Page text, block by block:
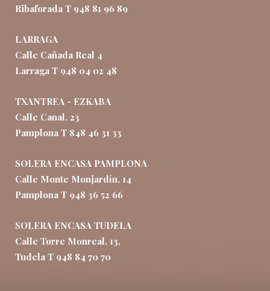
Ribaforada T 948 81 96 89
LARRAGA
Calle Cañada Real 4
Larraga T 948 04 02 48
TXANTREA - EZKABA
Calle Canal, 23
Pamplona T 848 46 31 33
SOLERA ENCASA PAMPLONA
Calle Monte Monjardín, 14
Pamplona T 948 36 52 66
SOLERA ENCASA TUDELA
Calle Torre Monreal, 13,
Tudela T 948 84 70 70